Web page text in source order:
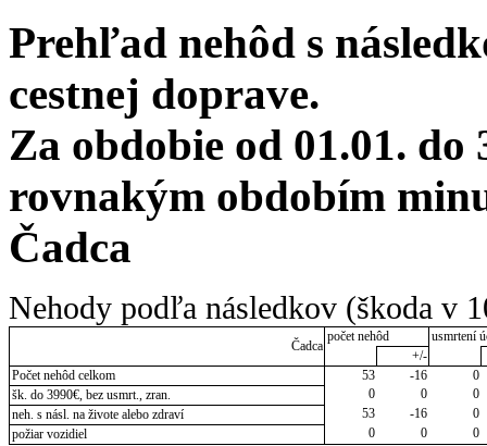
Prehľad nehôd s
cestnej doprave.
Za obdobie od 01.01. do
rovnakým obdobím
Čadca
Nehody podľa následkov (škoda v
Čadca
počet nehôd
usmrtení
+/-
Počet nehôd celkom
53 -16
0
šk. do 3990€, bez usmrt., zran.
0 0
0
neh. s násl. na živote alebo zdraví
53 -16
0
požiar vozidiel
0 0 0